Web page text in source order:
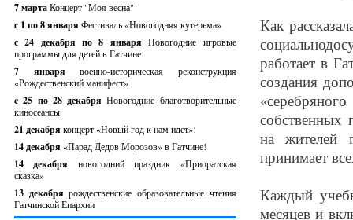
7 мартаКонцерт "Моя весна"
с 1 по 8 января Фестиваль «Новогодняя кутерьма»
с 24 декабря по 8 январяНовогодние игровые
программы для детей в Гатчине
7 январявоенно-историческая реконструкция
«Рождественский манифест»
c 25 по 28 декабряНовогодние благотворительные
киносеансы
21 декабря концерт «Новый год к нам идет»!
14 декабря «Парад Дедов Морозов» в Гатчине!
14 декабря новогодний праздник «Приоратская
сказка»
13 декабрярождественские образовательные чтения
Гатчинской Епархии
Как
работает в
создания
собственных
на жителей
принимает
Каждый
месяцев и